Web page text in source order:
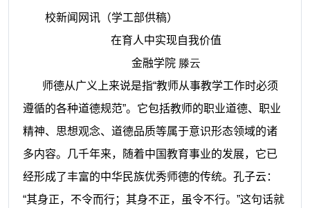
校新闻网讯（学工部供稿）
在育人中实现自我价值
金融学院 滕云
师德从广义上来说是指“教师从事教学工作时必须
遵循的各种道德规范”。它包括教师的职业道德、职业
精神、思想观念、道德品质等属于意识形态领域的诸
多内容。几千年来，随着中国教育事业的发展，它已
经形成了丰富的中华民族优秀师德的传统。孔子云：
“其身正，不令而行；其身不正，虽令不行。”这句话就